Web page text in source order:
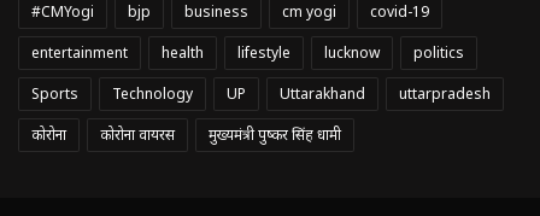
#CMYogi bjp business cm yogi
covid-19
entertainment
health lifestyle lucknow
politics
Sports
Technology UP Uttarakhand
uttarpradesh
कोरोना
कोरोना वायरस मुख्यमंत्री पुष्कर सिंह धामी